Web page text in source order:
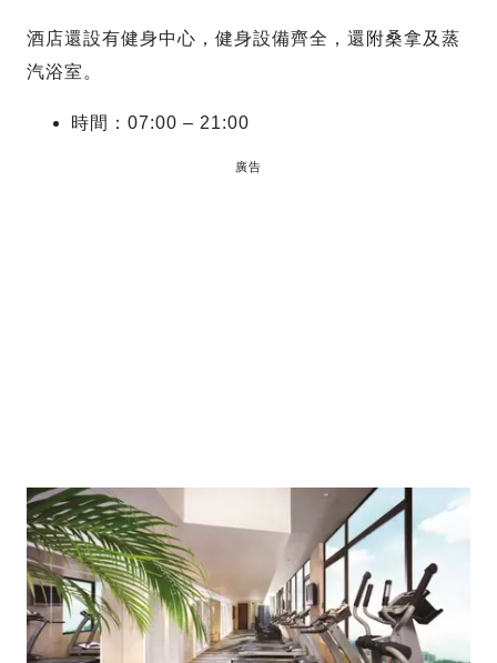
酒店還設有健身中心，健身設備齊全，還附桑拿及蒸
汽浴室。
時間：07:00 – 21:00
廣告